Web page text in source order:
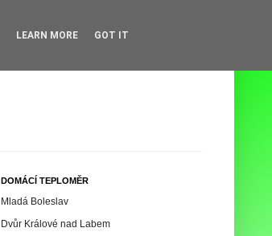
DOMÁCÍ TEPLOMĚR
Mladá Boleslav
Dvůr Králové nad Labem
LEARN MORE GOT IT